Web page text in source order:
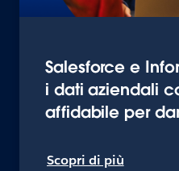
Salesforce e
i dati aziendali
affidabile per
Scopri di più